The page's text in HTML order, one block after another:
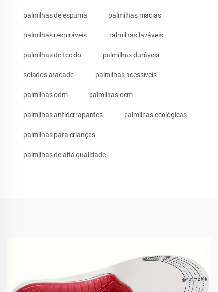
palmilhas de espuma palmilhas macias
palmilhas respiráveis palmilhas laváveis
palmilhas de tecido palmilhas duráveis
solados atacado palmilhas acessíveis
palmilhas odm palmilhas oem
palmilhas antiderrapantes palmilhas ecológicas
palmilhas para crianças
palmilhas de alta qualidade